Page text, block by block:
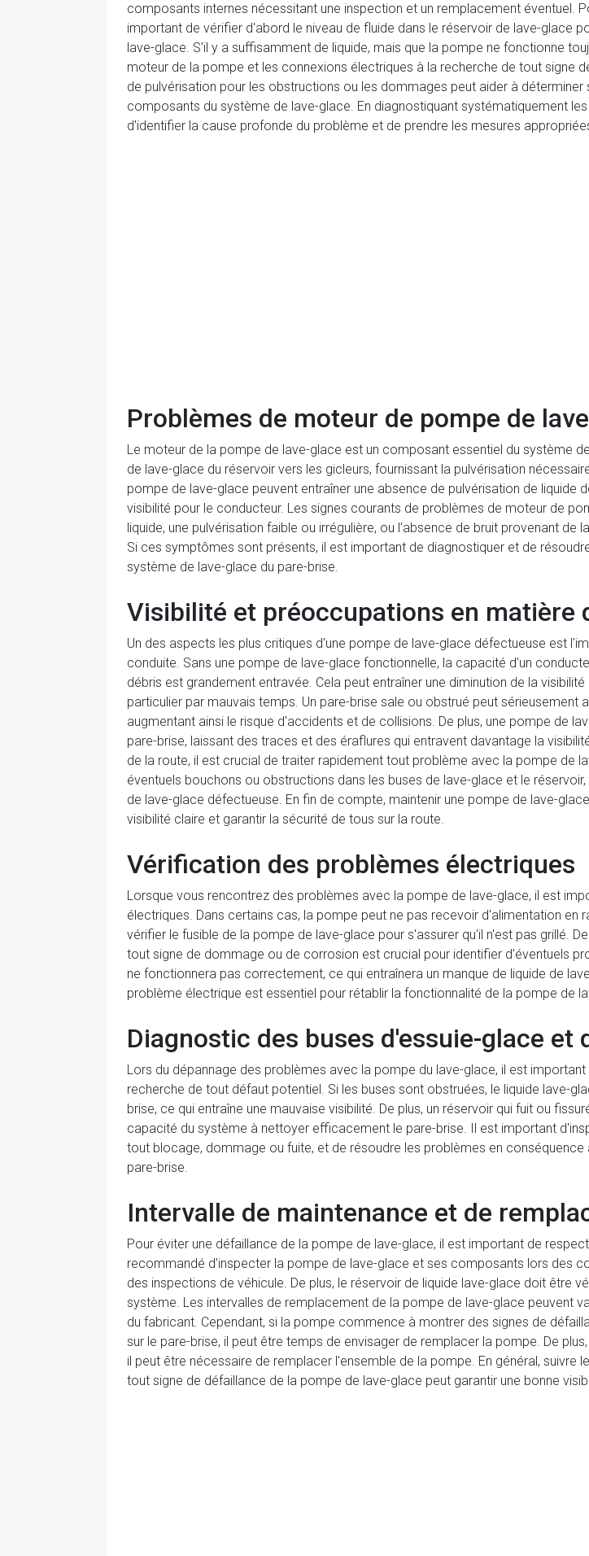
composants internes nécessitant une inspection et un remplacement éventuel.
important de vérifier d'abord le niveau de fluide dans le réservoir de lave-glace
lave-glace. S'il y a suffisamment de liquide, mais que la pompe ne fonctionne
moteur de la pompe et les connexions électriques à la recherche de tout signe
de pulvérisation pour les obstructions ou les dommages peut aider à
composants du système de lave-glace. En diagnostiquant systématiquement
d'identifier la cause profonde du problème et de prendre les mesures
Problèmes de moteur de pompe de
Le moteur de la pompe de lave-glace est un composant essentiel du système
de lave-glace du réservoir vers les gicleurs, fournissant la pulvérisation
pompe de lave-glace peuvent entraîner une absence de pulvérisation de
visibilité pour le conducteur. Les signes courants de problèmes de moteur de
liquide, une pulvérisation faible ou irrégulière, ou l'absence de bruit provenant
Si ces symptômes sont présents, il est important de diagnostiquer et de
système de lave-glace du pare-brise.
Visibilité et préoccupations en matière
Un des aspects les plus critiques d'une pompe de lave-glace défectueuse est
conduite. Sans une pompe de lave-glace fonctionnelle, la capacité d'un
débris est grandement entravée. Cela peut entraîner une diminution de la
particulier par mauvais temps. Un pare-brise sale ou obstrué peut
augmentant ainsi le risque d'accidents et de collisions. De plus, une pompe de
pare-brise, laissant des traces et des éraflures qui entravent davantage la
de la route, il est crucial de traiter rapidement tout problème avec la pompe de
éventuels bouchons ou obstructions dans les buses de lave-glace et le
de lave-glace défectueuse. En fin de compte, maintenir une pompe de lave-
visibilité claire et garantir la sécurité de tous sur la route.
Vérification des problèmes électriques
Lorsque vous rencontrez des problèmes avec la pompe de lave-glace, il est
électriques. Dans certains cas, la pompe peut ne pas recevoir d'alimentation en
vérifier le fusible de la pompe de lave-glace pour s'assurer qu'il n'est pas grillé.
tout signe de dommage ou de corrosion est crucial pour identifier d'éventuels
ne fonctionnera pas correctement, ce qui entraînera un manque de liquide de
problème électrique est essentiel pour rétablir la fonctionnalité de la pompe de
Diagnostic des buses d'essuie-glace et
Lors du dépannage des problèmes avec la pompe du lave-glace, il est
recherche de tout défaut potentiel. Si les buses sont obstruées, le liquide lave-
brise, ce qui entraîne une mauvaise visibilité. De plus, un réservoir qui fuit ou
capacité du système à nettoyer efficacement le pare-brise. Il est important
tout blocage, dommage ou fuite, et de résoudre les problèmes en
pare-brise.
Intervalle de maintenance et de
Pour éviter une défaillance de la pompe de lave-glace, il est important de
recommandé d'inspecter la pompe de lave-glace et ses composants lors des
des inspections de véhicule. De plus, le réservoir de liquide lave-glace doit être
système. Les intervalles de remplacement de la pompe de lave-glace peuvent
du fabricant. Cependant, si la pompe commence à montrer des signes de
sur le pare-brise, il peut être temps de envisager de remplacer la pompe. De
il peut être nécessaire de remplacer l'ensemble de la pompe. En général,
tout signe de défaillance de la pompe de lave-glace peut garantir une bonne